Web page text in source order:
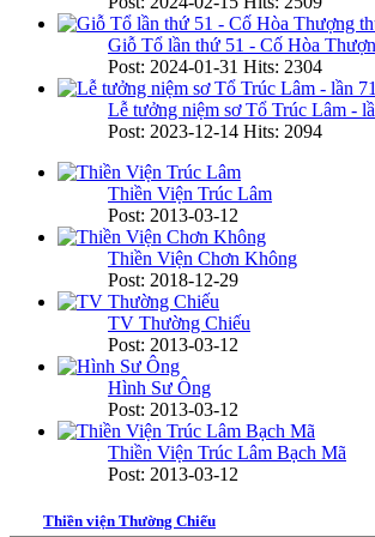
Giỗ Tổ lần thứ 51 - Cố Hòa
Post: 2024-01-31 Hits: 2304
Lễ tưởng niệm sơ Tổ Trúc Lâm -
Post: 2023-12-14 Hits: 2094
Thiền Viện Trúc Lâm
Post: 2013-03-12
Thiền Viện Chơn Không
Post: 2018-12-29
TV Thường Chiếu
Post: 2013-03-12
Hình Sư Ông
Post: 2013-03-12
Thiền Viện Trúc Lâm Bạch Mã
Post: 2013-03-12
Thiền viện Thường Chiếu